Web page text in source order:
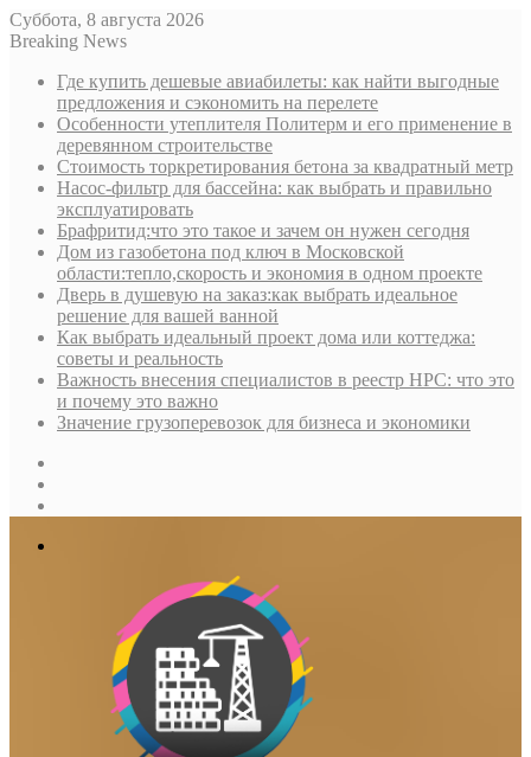
Суббота, 8 августа 2026
Breaking News
Где купить дешевые авиабилеты: как найти выгодные
предложения и сэкономить на перелете
Особенности утеплителя Политерм и его применение в
деревянном строительстве
Стоимость торкретирования бетона за квадратный метр
Насос-фильтр для бассейна: как выбрать и правильно
эксплуатировать
Брафритид:что это такое и зачем он нужен сегодня
Дом из газобетона под ключ в Московской
области:тепло,скорость и экономия в одном проекте
Дверь в душевую на заказ:как выбрать идеальное
решение для вашей ванной
Как выбрать идеальный проект дома или коттеджа:
советы и реальность
Важность внесения специалистов в реестр НРС: что это
и почему это важно
Значение грузоперевозок для бизнеса и экономики